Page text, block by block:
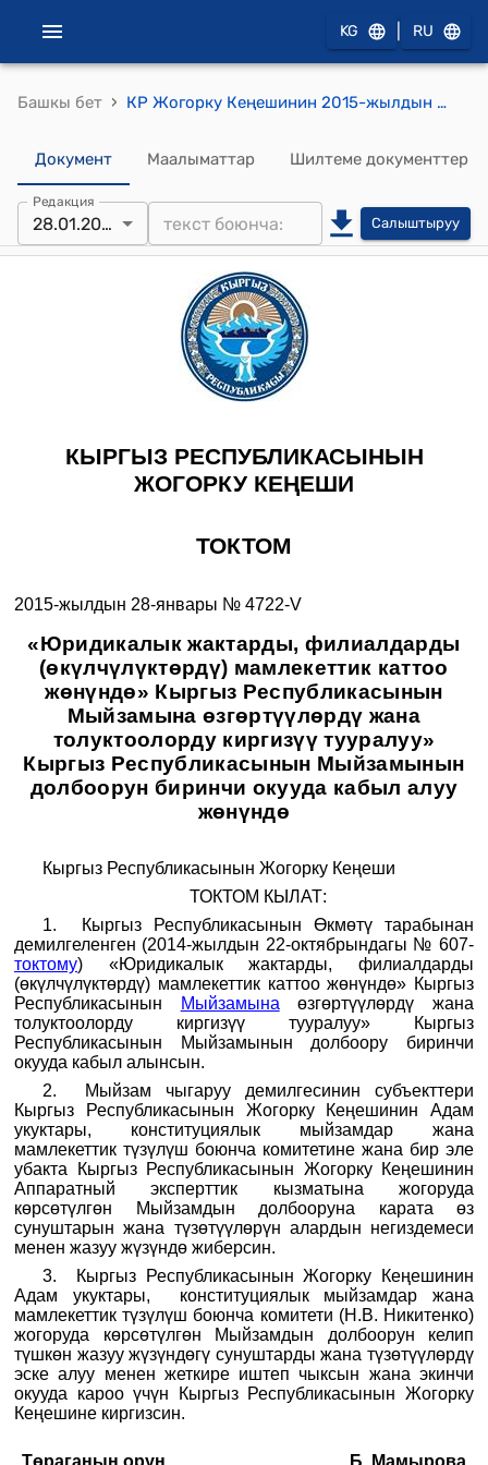
KG RU
Башкы бет › КР Жогорку Кеңешинин 2015-жылдын 28-январындагы № 4722-V «Юридикалык жактарды, филиалдарды (өкүлчүлүктөрдү) мамлекеттик каттоо жөнүндө» Кыргыз Республикасынын Мыйзамына өзгөртүүлөрдү жана толуктоолорду киргизүү тууралуу» Кыргыз Республикасынын Мыйзамынын долбоорун биринчи окууда кабыл алуу жөнүндө" токтому
Документ Маалыматтар Шилтеме документтер
Редакция
28.01.2015 Салыштыруу